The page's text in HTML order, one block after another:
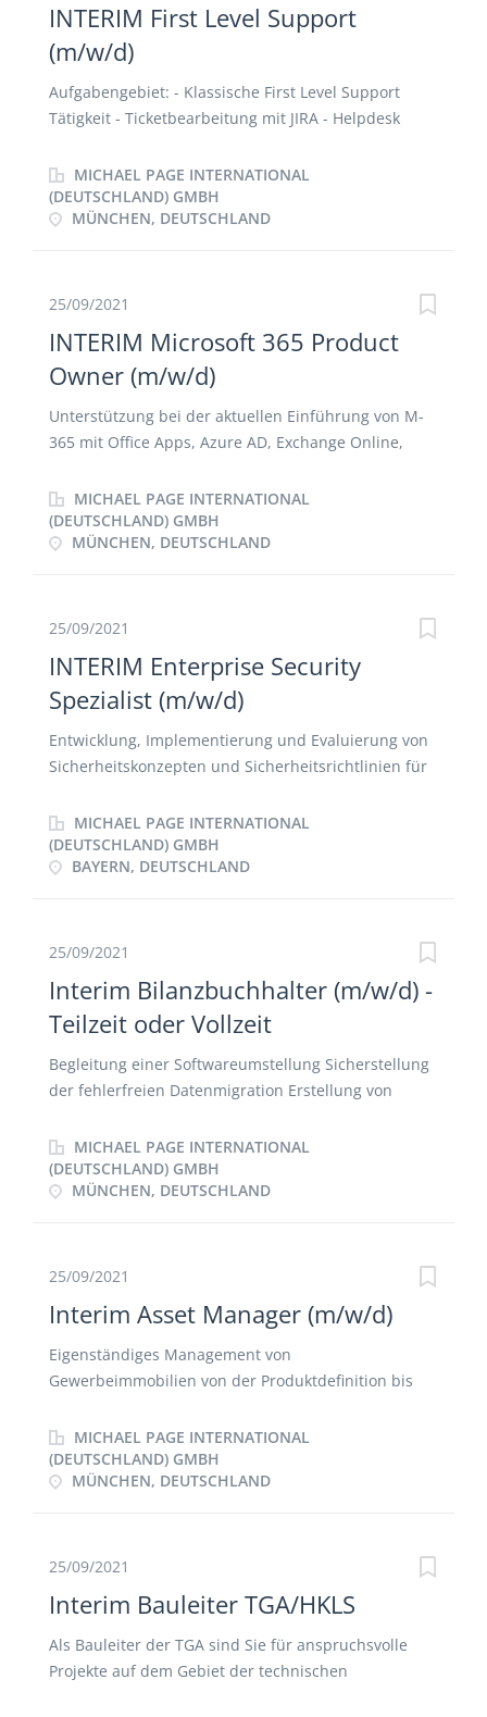
INTERIM First Level Support
(m/w/d)
Aufgabengebiet: - Klassische First Level Support
Tätigkeit - Ticketbearbeitung mit JIRA - Helpdesk
MICHAEL PAGE INTERNATIONAL
(DEUTSCHLAND) GMBH
MÜNCHEN, DEUTSCHLAND
25/09/2021
INTERIM Microsoft 365 Product
Owner (m/w/d)
Unterstützung bei der aktuellen Einführung von M-
365 mit Office Apps, Azure AD, Exchange Online,
Interessen der AnwenderInnen durch Aufnahme
und Bewertung deren Anforderungen aus dem
Business (konzernweit) Bündelung und Priorisierung
Arbeitspakete und To-Do's für die Umsetzung der
M365 relevante Items Zusammenarbeit mit den
unterschiedlichen Akteuren des Entwicklungsteams
zur Implementierung der Anforderungen
Fortschrittsmonitoring und kontinuierliche
Verbesserung der eingeführten digitalen Produkte
und Services der M365 Plattform exklusive der M365
Power Plattform sowie SharePoint Online
MICHAEL PAGE INTERNATIONAL
(DEUTSCHLAND) GMBH
MÜNCHEN, DEUTSCHLAND
25/09/2021
INTERIM Enterprise Security
Spezialist (m/w/d)
Entwicklung, Implementierung und Evaluierung von
Sicherheitskonzepten und Sicherheitsrichtlinien für
Beratung unserer Kunden in allen Fragen des IT-
Sicherheitsmanagements und -architekturen
Planung und Betreuung der technischen IT-
des Sicherheitsaudits (nach BSI, ISO27000)
MICHAEL PAGE INTERNATIONAL
(DEUTSCHLAND) GMBH
BAYERN, DEUTSCHLAND
25/09/2021
Interim Bilanzbuchhalter (m/w/d) -
Teilzeit oder Vollzeit
Begleitung einer Softwareumstellung Sicherstellung
der fehlerfreien Datenmigration Erstellung von
Erstellung von GuV sowie anderen Reports
MICHAEL PAGE INTERNATIONAL
(DEUTSCHLAND) GMBH
MÜNCHEN, DEUTSCHLAND
25/09/2021
Interim Asset Manager (m/w/d)
Eigenständiges Management von
Gewerbeimmobilien von der Produktdefinition bis
Erstellung und Umsetzung von
immobilienbezogenen Budgets und Businessplänen,
Objekt-Reporting und Cashflow-Modellierung
proaktives Erkennen von
Entwicklungen Objektverantwortung für
zugewiesene Objekte inklusive Potenzialanalyse,
Mieterbetreuung, Entwicklung von langfristigen
MICHAEL PAGE INTERNATIONAL
(DEUTSCHLAND) GMBH
MÜNCHEN, DEUTSCHLAND
25/09/2021
Interim Bauleiter TGA/HKLS
Als Bauleiter der TGA sind Sie für anspruchsvolle
Projekte auf dem Gebiet der technischen